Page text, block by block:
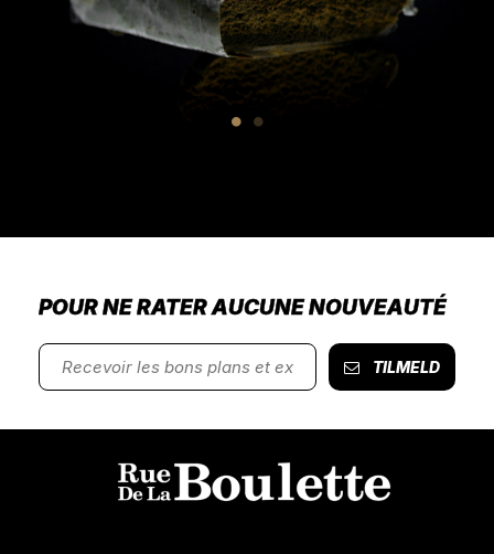
POUR NE RATER AUCUNE NOUVEAUTÉ
TILMELD